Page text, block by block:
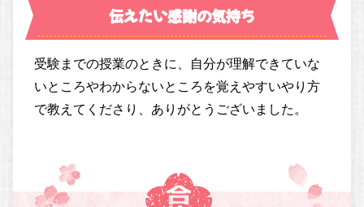
伝えたい感謝の気持ち
受験までの授業のときに、自分が理解できていな
いところやわからないところを覚えやすいやり方
で教えてくださり、ありがとうございました。